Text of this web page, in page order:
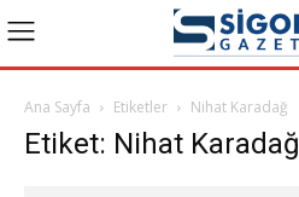
Ana Sayfa Etiketler Nihat Karadağ
Etiket: Nihat Karadağ